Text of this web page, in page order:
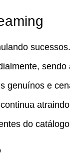
sucessos.
genuínos e
do